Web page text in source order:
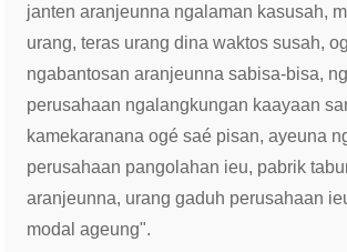
janten aranjeunna ngalaman kasusah,
urang, teras urang dina waktos susah,
ngabantosan aranjeunna sabisa-bisa,
perusahaan ngalangkungan kaayaan
kamekaranana ogé saé pisan, ayeuna
perusahaan pangolahan ieu, pabrik
aranjeunna, urang gaduh perusahaan
modal ageung".